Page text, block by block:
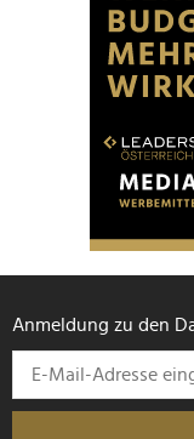
Anmeldung zu den